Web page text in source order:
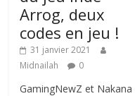
Arrog, deux
codes en jeu !
31 janvier 2021
Midnailah
0
GamingNewZ et Nakana